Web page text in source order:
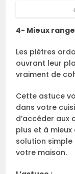
4- Mieux
Les piètres
ouvrant leur
vraiment de
Cette astuce
dans votre
d’accéder aux
plus et à
solution
votre maison.